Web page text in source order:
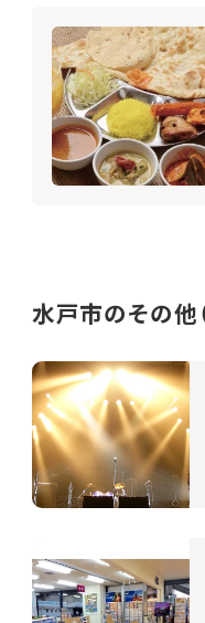
水戸市のその他